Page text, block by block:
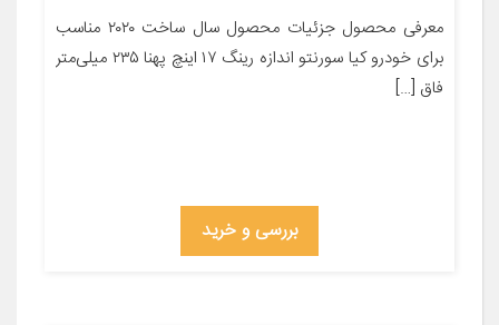
معرفی محصول جزئیات محصول سال ساخت ۲۰۲۰ مناسب
برای خودرو کیا سورنتو اندازه رینگ ۱۷ اینچ پهنا ۲۳۵ میلی‌متر
فاق […]
بررسی و خرید